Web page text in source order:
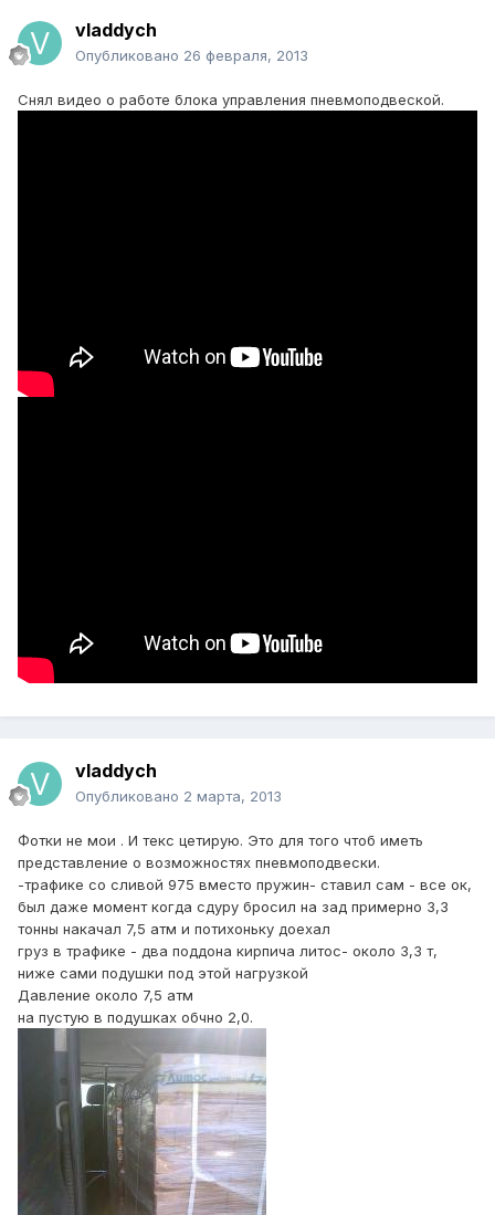
vladdych
Опубликовано 26 февраля, 2013
Снял видео о работе блока управления пневмоподвеской.
vladdych
Опубликовано 2 марта, 2013
Фотки не мои . И текс цетирую. Это для того чтоб иметь
представление о возможностях пневмоподвески.
-трафике со сливой 975 вместо пружин- ставил сам - все ок,
был даже момент когда сдуру бросил на зад примерно 3,3
тонны накачал 7,5 атм и потихоньку доехал
груз в трафике - два поддона кирпича литос- около 3,3 т,
ниже сами подушки под этой нагрузкой
Давление около 7,5 атм
на пустую в подушках обчно 2,0.